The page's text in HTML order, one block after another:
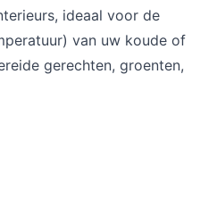
ideaal voor de
van uw koude of
gerechten, groenten,